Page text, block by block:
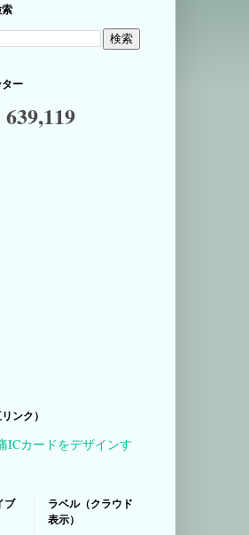
ー
639,119
ンク）
ICカードをデザインす
ブ
ラベル（クラウド
表示）